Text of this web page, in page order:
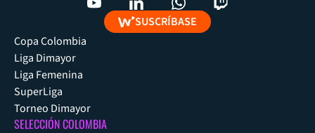
SUSCRÍBASE
Copa Colombia
Liga Dimayor
Liga Femenina
SuperLiga
Torneo Dimayor
SELECCIÓN COLOMBIA